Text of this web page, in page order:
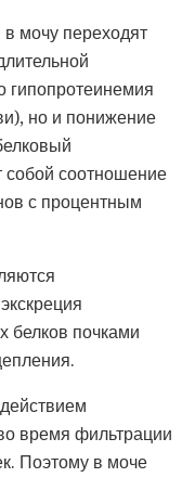
мочу переходят
гипопротеинемия
но и понижение
собой соотношение
с процентным
белков почками
время фильтрации
Поэтому в моче